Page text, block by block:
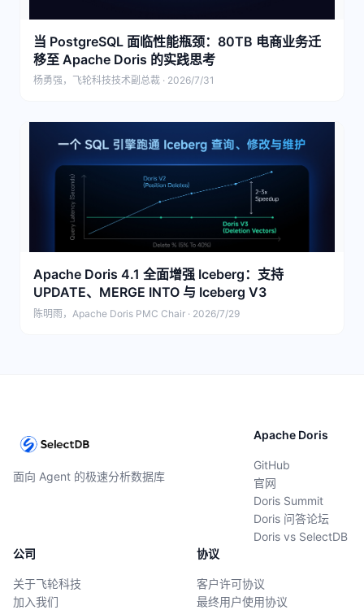
当 PostgreSQL 面临性能瓶颈：80TB 电商业务迁
移至 Apache Doris 的实践思考
杨勇强，飞轮科技技术副总裁 · 2026/7/31
Apache Doris 4.1 全面增强 Iceberg：支持
UPDATE、MERGE INTO 与 Iceberg V3
陈明雨，Apache Doris PMC Chair · 2026/7/29
面向 Agent 的极速分析数据库
Apache Doris
GitHub
官网
Doris Summit
Doris 问答论坛
Doris vs SelectDB
公司
关于飞轮科技
加入我们
协议
客户许可协议
最终用户使用协议